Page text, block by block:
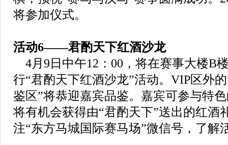
将参加仪式。
活动6——君酌天下红酒沙龙
4月9日中午12：00，将在赛事大楼B
行“君酌天下红酒沙龙”活动。VIP区外
鉴区”将恭迎嘉宾品鉴。嘉宾可参与特
将有机会获得由“君酌天下”送出的红酒
注“东方马城国际赛马场”微信号，了解